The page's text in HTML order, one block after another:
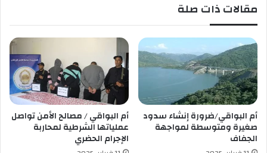
ن
7
.
3
م
ن
ا
ل
ل
ح
و
ي
ض
ل
م
ت
و
س
ط
2
0
2
مقالات ذات صلة
أم البواقي/ضرورة إنشاء سدود
صغيرة ومتوسطة لمواجهة
الجفاف
أم البواقي / مصالح الأمن تواصل
عملياتها الشرطية لمحاربة
الإجرام الحضري